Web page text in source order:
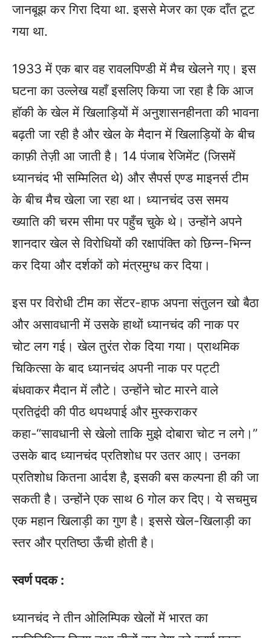
जानबूझ कर गिरा दिया था. इससे मेजर का एक दाँत टूट
गया था.
1933 में एक बार वह रावलपिण्डी में मैच खेलने गए। इस
घटना का उल्लेख यहाँ इसलिए किया जा रहा है कि आज
हॉकी के खेल में खिलाड़ियों में अनुशासनहीनता की भावना
बढ़ती जा रही है और खेल के मैदान में खिलाड़ियों के बीच
काफ़ी तेज़ी आ जाती है। 14 पंजाब रेजिमेंट (जिसमें
ध्यानचंद भी सम्मिलित थे) और सैपर्स एण्ड माइनर्स टीम
के बीच मैच खेला जा रहा था। ध्यानचंद उस समय
ख्याति की चरम सीमा पर पहुँच चुके थे। उन्होंने अपने
शानदार खेल से विरोधियों की रक्षापंक्ति को छिन्न-भिन्न
कर दिया और दर्शकों को मंत्रमुग्ध कर दिया।
इस पर विरोधी टीम का सेंटर-हाफ अपना संतुलन खो बैठा
और असावधानी में उसके हाथों ध्यानचंद की नाक पर
चोट लग गई। खेल तुरंत रोक दिया गया। प्राथमिक
चिकित्सा के बाद ध्यानचंद अपनी नाक पर पट्टी
बंधवाकर मैदान में लौटे। उन्होंने चोट मारने वाले
प्रतिद्वंदी की पीठ थपथपाई और मुस्कराकर
कहा-“सावधानी से खेलो ताकि मुझे दोबारा चोट न लगे।”
उसके बाद ध्यानचंद प्रतिशोध पर उतर आए। उनका
प्रतिशोध कितना आर्दश है, इसकी बस कल्पना ही की जा
सकती है। उन्होंने एक साथ 6 गोल कर दिए। ये सचमुच
एक महान खिलाड़ी का गुण है। इससे खेल-खिलाड़ी का
स्तर और प्रतिष्ठा ऊँची होती है।
स्वर्ण पदक :
ध्यानचंद ने तीन ओलिम्पिक खेलों में भारत का